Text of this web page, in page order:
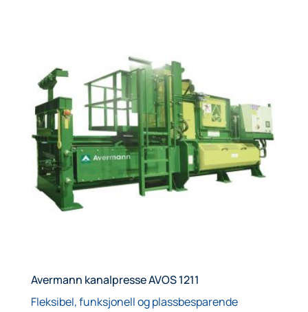
Avermann kanalpresse AVOS 1211
Fleksibel, funksjonell og plassbesparende